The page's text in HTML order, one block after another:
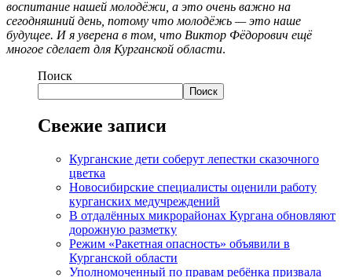
воспитание нашей молодёжи, а это очень важно на
сегодняшний день, потому что молодёжь — это наше
будущее. И я уверена в том, что Виктор Фёдорович ещё
многое сделает для Курганской области.
Поиск
Поиск
Свежие записи
Курганские дети соберут лепестки сказочного
цветка
Новосибирские специалисты оценили работу
курганских медучреждений
В отдалённых микрорайонах Кургана обновляют
дорожную разметку
Режим «Ракетная опасность» объявили в
Курганской области
Уполномоченный по правам ребёнка призвала